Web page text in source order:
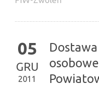
05
GRU
2011